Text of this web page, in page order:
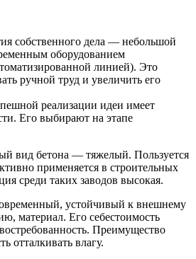
собственного дела — небольшой
оборудованием
линией). Это
ручной труд и увеличить его
реализации идеи имеет
Его выбирают на этапе
вид бетона — тяжелый. Пользуется
применяется в строительных
среди таких заводов высокая.
устойчивый к внешнему
материал. Его себестоимость
Преимущество
отталкивать влагу.